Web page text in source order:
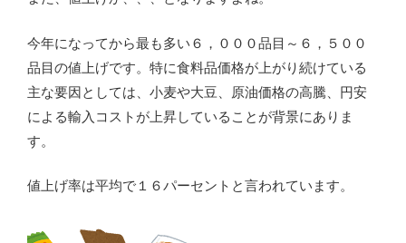
今年になってから最も多い６，０００品目～６，５００
品目の値上げです。特に食料品価格が上がり続けている
主な要因としては、小麦や大豆、原油価格の高騰、円安
による輸入コストが上昇していることが背景にありま
す。
値上げ率は平均で１６パーセントと言われています。